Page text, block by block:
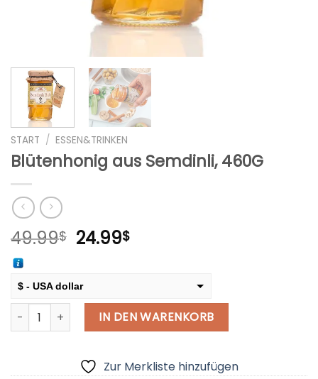
START / ESSEN&TRINKEN
Blütenhonig aus Semdinli, 460G
49.99$ Ursprünglicher
49.99$
24.99$Aktueller
$ - USA dollar
€ - European Euro
Blütenhonig aus Semdinli, 460G Menge
IN DEN WARENKORB
Zur Merkliste hinzufügen